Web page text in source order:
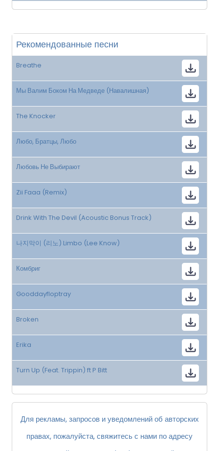
Рекомендованные песни
Breathe
Мы Валим Боком На Медведе (Навалишная)
The Knocker
Любо, Братцы, Любо
Любовь Не Выбирают
Zii Faaa (Remix)
Drink With The Devil (Acoustic Bonus Track)
나지막이 (리노) Limbo (Lee Know)
Комбриг
Gooddayfloptray
Broken
Erika
Turn Up (Feat. Trippin) ft P Bitt
Для рекламы, запросов и уведомлений об авторских
правах, пожалуйста, свяжитесь с нами по адресу